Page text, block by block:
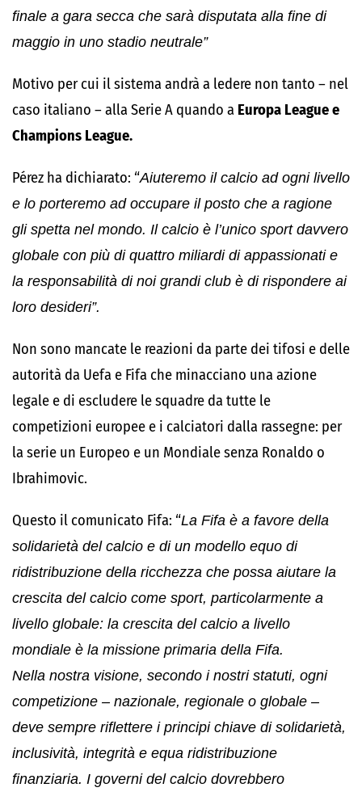
finale a gara secca che sarà disputata alla fine di
maggio in uno stadio neutrale”
Motivo per cui il sistema andrà a ledere non tanto – nel
caso italiano – alla Serie A quando a Europa League e
Champions League.
Pérez ha dichiarato: “Aiuteremo il calcio ad ogni livello
e lo porteremo ad occupare il posto che a ragione
gli spetta nel mondo. Il calcio è l’unico sport davvero
globale con più di quattro miliardi di appassionati e
la responsabilità di noi grandi club è di rispondere ai
loro desideri”.
Non sono mancate le reazioni da parte dei tifosi e delle
autorità da Uefa e Fifa che minacciano una azione
legale e di escludere le squadre da tutte le
competizioni europee e i calciatori dalla rassegne: per
la serie un Europeo e un Mondiale senza Ronaldo o
Ibrahimovic.
Questo il comunicato Fifa: “La Fifa è a favore della
solidarietà del calcio e di un modello equo di
ridistribuzione della ricchezza che possa aiutare la
crescita del calcio come sport, particolarmente a
livello globale: la crescita del calcio a livello
mondiale è la missione primaria della Fifa.
Nella nostra visione, secondo i nostri statuti, ogni
competizione – nazionale, regionale o globale –
deve sempre riflettere i principi chiave di solidarietà,
inclusività, integrità e equa ridistribuzione
finanziaria. I governi del calcio dovrebbero